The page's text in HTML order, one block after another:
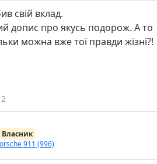
свій вклад.
допис про якусь подорож. А то
можна вже тої правди жізні?!
Власник
911 (996)